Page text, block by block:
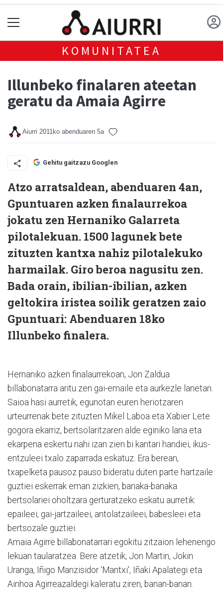
KOMUNITATEA
Illunbeko finalaren ateetan
geratu da Amaia Agirre
Aiurri 2011ko abenduaren 5a
Gehitu gaitzazu Googlen
Atzo arratsaldean, abenduaren 4an,
Gpuntuaren azken finalaurrekoa
jokatu zen Hernaniko Galarreta
pilotalekuan. 1500 lagunek bete
zituzten kantxa nahiz pilotalekuko
harmailak. Giro beroa nagusitu zen.
Bada orain, ibilian-ibilian, azken
geltokira iristea soilik geratzen zaio
Gpuntuari: Abenduaren 18ko
Illunbeko finalera.
Hernaniko azken finalaurrekoan, Jon Zaldua
billabonatarra aritu zen gai-emaile eta aurkezle lanetan.
Saioa hasi aurretik, egunotan euren heriotzaren
urteurrenak bete zituzten Mikel Laboa eta Xabier Lete
gogora ekarriz, bertsolaritzaren alde eginiko lana eta
ekarpena eskertu nahi izan zien bi kantari handiei, ikus-
entzuleei txalo zaparrada eskatuz. Era berean,
txapelketa pausoz pauso bideratu duten parte hartzaile
guztiei eskerrak eman zizkien, banaka-banaka
bertsolariei oholtzara gerturatzeko eskatu aurretik:
epaileei, gai-jartzaileei, antolatzaileei, babesleei eta
bertsozale guztiei.
Amaia Agirre billabonatarrari egokitu zitzaion lehenengo
lekuan taularatzea. Bere atzetik, Jon Martin, Jokin
Uranga, Iñigo Manzisidor ‘Mantxi', Iñaki Apalategi eta
Ainhoa Agirreazaldegi kaleratu ziren, banan-banan.